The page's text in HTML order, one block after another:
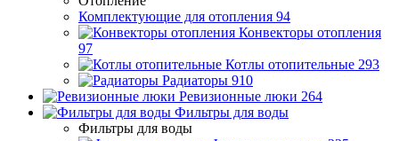
Комплектующие для отопления 94
Конвекторы отопления
97
Котлы отопительные 293
Радиаторы 910
Ревизионные люки 264
Фильтры для воды
Фильтры для воды